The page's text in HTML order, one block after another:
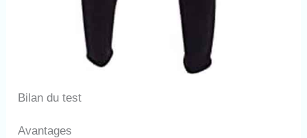
Bilan du test
Avantages